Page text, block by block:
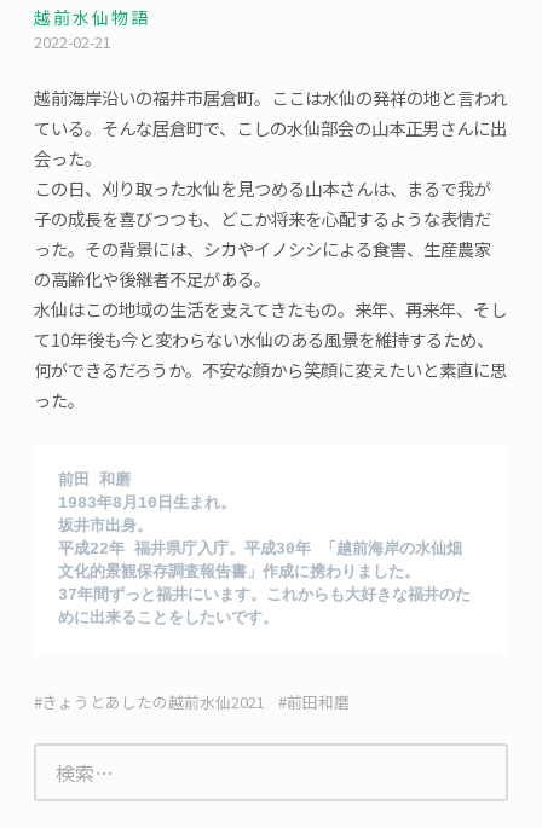
越前水仙物語
2022-02-21
越前海岸沿いの福井市居倉町。ここは水仙の発祥の地と言われ
ている。そんな居倉町で、こしの水仙部会の山本正男さんに出
会った。
この日、刈り取った水仙を見つめる山本さんは、まるで我が
子の成長を喜びつつも、どこか将来を心配するような表情だ
った。その背景には、シカやイノシシによる食害、生産農家
の高齢化や後継者不足がある。
水仙はこの地域の生活を支えてきたもの。来年、再来年、そし
て10年後も今と変わらない水仙のある風景を維持するため、
何ができるだろうか。不安な顔から笑顔に変えたいと素直に思
った。
前田 和磨
1983年8月10日生まれ。
坂井市出身。
平成22年 福井県庁入庁。平成30年 「越前海岸の水仙畑
文化的景観保存調査報告書」作成に携わりました。
37年間ずっと福井にいます。これからも大好きな福井のた
めに出来ることをしたいです。
きょうとあしたの越前水仙2021 前田和磨
索: